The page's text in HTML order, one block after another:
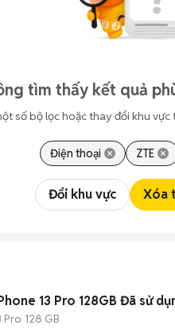
tìm thấy kết quả
số bộ lọc hoặc thay đổi khu vực
Điện thoại ZTE
Đổi khu vực Xóa
13 Pro 128GB Đã sử
Pro 128 GB